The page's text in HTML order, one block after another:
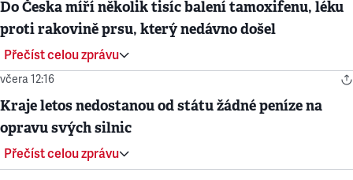
Do Česka míří několik tisíc balení tamoxifenu, léku
proti rakovině prsu, který nedávno došel
Přečíst celou zprávu
včera 12:16
Kraje letos nedostanou od státu žádné peníze na
opravu svých silnic
Přečíst celou zprávu